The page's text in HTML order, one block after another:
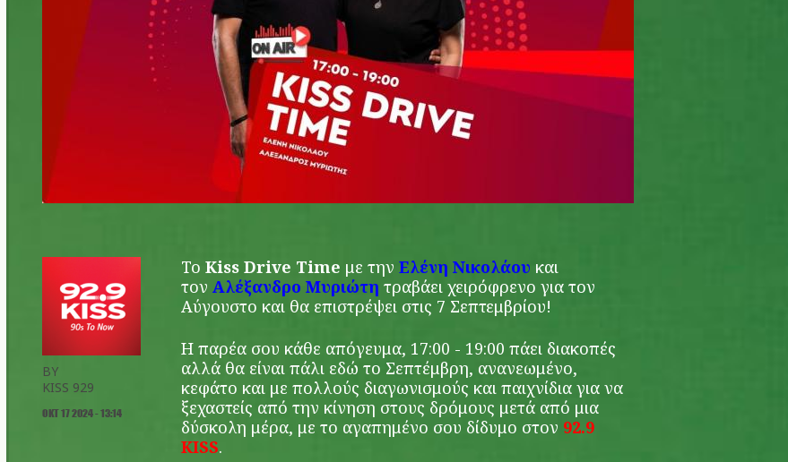
BY
KISS 929
ΟΚΤ 17 2024 - 13:14
Το Kiss Drive Time με την Ελένη Νικολάου και
τον Αλέξανδρο Μυριώτη τραβάει χειρόφρενο για τον
Αύγουστο και θα επιστρέψει στις 7 Σεπτεμβρίου!
Η παρέα σου κάθε απόγευμα, 17:00 - 19:00 πάει διακοπές
αλλά θα είναι πάλι εδώ το Σεπτέμβρη, ανανεωμένο,
κεφάτο και με πολλούς διαγωνισμούς και παιχνίδια για να
ξεχαστείς από την κίνηση στους δρόμους μετά από μια
δύσκολη μέρα, με το αγαπημένο σου δίδυμο στον 92.9
KISS.